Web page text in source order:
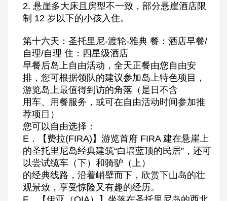
2. 悬崖多大床且房型不一致，部分悬崖酒店限
制 12 岁以下的小孩入住。
第十六天：圣托里尼-渡轮-雅典 餐：酒店早餐/
自理/自理 住：四星级酒店
早餐后岛上自由活动，全天正餐由您自由安
排，您可根据领队的建议参加岛上特色项目，
游览岛上最值得到访的角落（是日不含
用车、用餐服务，或可在自由活动时间参加推
荐项目）
您可以自由选择：
E．【费拉(FIRA)】游览首府 FIRA 建在悬崖上
的圣托里尼岛经典建筑“白墙蓝顶的民居”，还可
以尝试缆车（下）和骑驴（上）
的经典线路，沿着峭壁而下，欣赏下山岛的壮
观景致，享受惊险又有趣的经历。